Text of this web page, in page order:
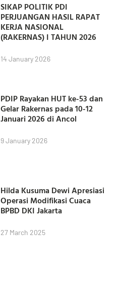
SIKAP POLITIK PDI
PERJUANGAN HASIL RAPAT
KERJA NASIONAL
(RAKERNAS) I TAHUN 2026
14 January 2026
PDIP Rayakan HUT ke-53 dan
Gelar Rakernas pada 10-12
Januari 2026 di Ancol
9 January 2026
Hilda Kusuma Dewi Apresiasi
Operasi Modifikasi Cuaca
BPBD DKI Jakarta
27 March 2025